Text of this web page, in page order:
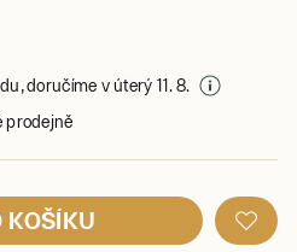
doručíme v úterý 11. 8.
prodejně
KOŠÍKU